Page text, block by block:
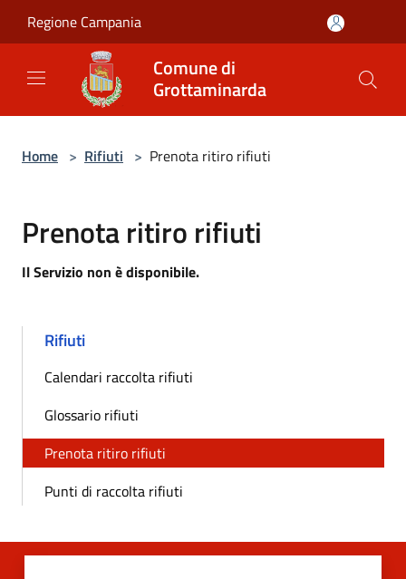
Regione Campania
Comune di
Grottaminarda
Home > Rifiuti > Prenota ritiro rifiuti
Prenota ritiro rifiuti
Il Servizio non è disponibile.
Rifiuti
Calendari raccolta rifiuti
Glossario rifiuti
Prenota ritiro rifiuti
Punti di raccolta rifiuti